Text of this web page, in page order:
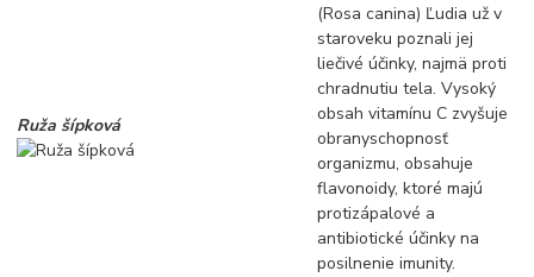
Ruža šípková
(Rosa canina) Ľudia už v
staroveku poznali jej
liečivé účinky, najmä proti
chradnutiu tela. Vysoký
obsah vitamínu C zvyšuje
obranyschopnosť
organizmu, obsahuje
flavonoidy, ktoré majú
protizápalové a
antibiotické účinky na
posilnenie imunity.